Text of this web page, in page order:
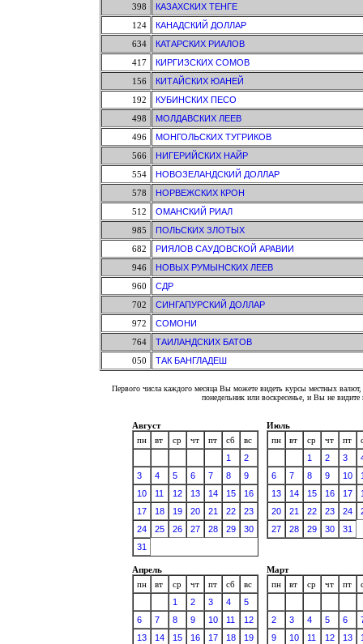
398
КАЗАХСКИХ ТЕНГЕ
124
КАНАДСКИЙ ДОЛЛАР
634
КАТАРСКИХ РИАЛОВ
417
КИРГИЗСКИХ СОМОВ
156
КИТАЙСКИХ ЮАНЕЙ
192
КУБИНСКИХ ПЕСО
498
МОЛДАВСКИХ ЛЕЕВ
496
МОНГОЛЬСКИХ ТУГРИКОВ
566
НИГЕРИЙСКИХ НАЙР
554
НОВОЗЕЛАНДСКИЙ ДОЛЛАР
578
НОРВЕЖСКИХ КРОН
512
ОМАНСКИЙ РИАЛ
985
ПОЛЬСКИХ ЗЛОТЫХ
682
РИЯЛОВ САУДОВСКОЙ АРАВИИ
946
НОВЫХ РУМЫНСКИХ ЛЕЕВ
960
СДР
702
СИНГАПУРСКИЙ ДОЛЛАР
972
СОМОНИ
764
ТАИЛАНДСКИХ БАТОВ
050
ТАК БАНГЛАДЕШ
Первого числа каждого месяца Вы можете видеть курсы местных
понедельник или воскресенье, и Вы не
Август
пн
вт ср чт пт сб
вс
1
2
3
4 5 6 7 8
9
10
11 12 13 14 15
16
17
18 19 20 21 22
23
24
25 26 27 28 29
30
31
Июль
пн
вт ср чт пт
1
2 3
6
7 8 9 10
13
14 15 16 17
20
21 22 23 24
27
28 29 30 31
Апрель
пн
вт ср чт пт сб
вс
1
2 3 4
5
6
7 8 9 10 11
12
13
14 15 16 17 18
19
Март
пн
вт ср чт пт
2 3 4 5 6
9
10 11 12 13